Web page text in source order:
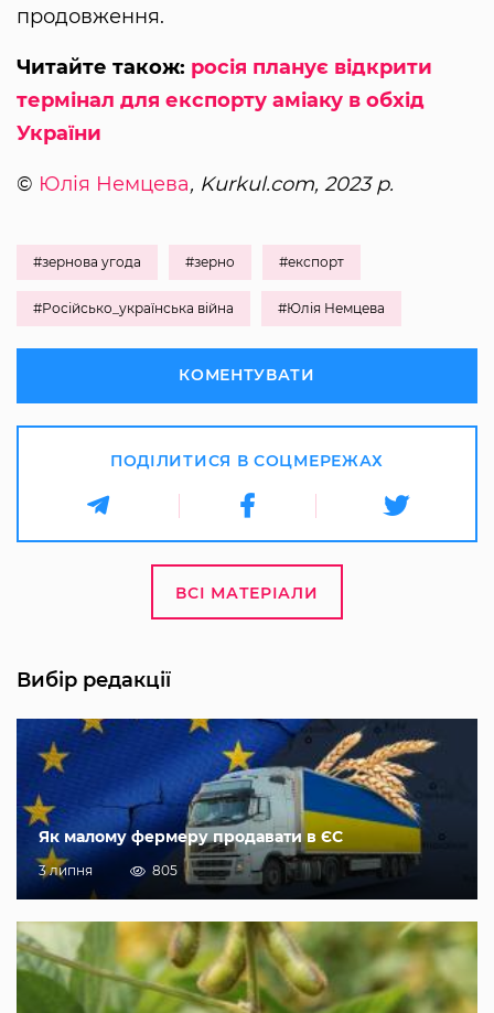
продовження.
Читайте також: росія планує відкрити
термінал для експорту аміаку в обхід
України
© Юлія Немцева, Kurkul.com, 2023 р.
#зернова угода #зерно #експорт
#Російсько_українська війна #Юлія Немцева
КОМЕНТУВАТИ
ПОДІЛИТИСЯ В СОЦМЕРЕЖАХ
ВСІ МАТЕРІАЛИ
Вибір редакції
Як малому фермеру продавати в ЄС
3 липня 805